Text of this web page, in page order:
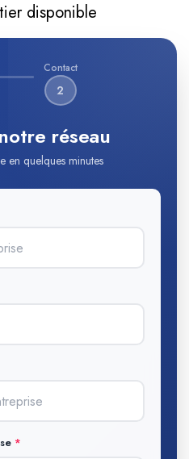
disponible
Contact
2
réseau
en quelques minutes